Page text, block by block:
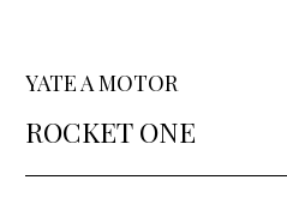
YATE A MOTOR
ROCKET ONE